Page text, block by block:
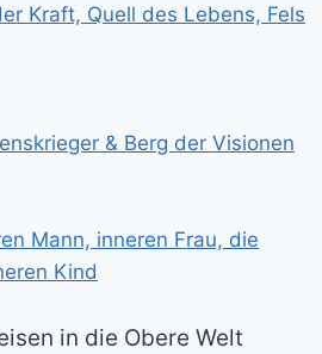
Kraft, Quell des Lebens, Fels
& Berg der Visionen
Mann, inneren Frau, die
Kind
in die Obere Welt